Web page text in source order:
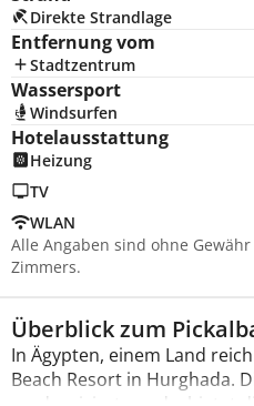
Direkte Strandlage
Entfernung vom
Stadtzentrum
Wassersport
Windsurfen
Hotelausstattung
Heizung
TV
WLAN
Alle Angaben sind ohne
Zimmers.
Überblick zum
In Ägypten, einem Land
Beach Resort in Hurghada.